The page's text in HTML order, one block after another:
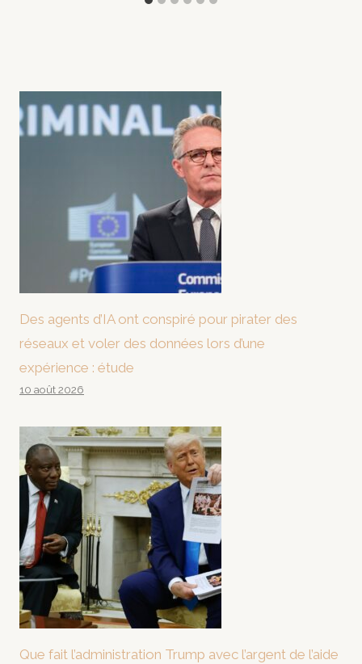
Des agents d’IA ont conspiré pour pirater des
réseaux et voler des données lors d’une
expérience : étude
10 août 2026
Que fait l’administration Trump avec l’argent de l’aide